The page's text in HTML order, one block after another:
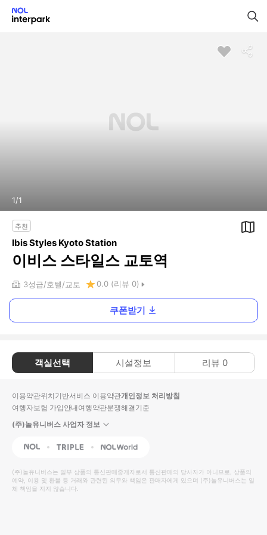
1/1
추천
Ibis Styles Kyoto Station
이비스 스타일스 교토역
3성급 호텔 교토 0.0 (리뷰 0)
쿠폰받기
객실선택 시설정보 리뷰 0
이용약관위치기반서비스 이용약관개인정보 처리방침
여행자보험 가입안내여행약관분쟁해결기준
(주)놀유니버스 사업자 정보
NOL Triple Interpark Global
(주)놀유니버스는 일부 상품의 통신판매중개자로서 통신판매의 당사자가 아니므로, 상품의
예약, 이용 및 환불 등 거래와 관련된 의무와 책임은 판매자에게 있으며 (주)놀유니버스는 일
체 책임을 지지 않습니다.